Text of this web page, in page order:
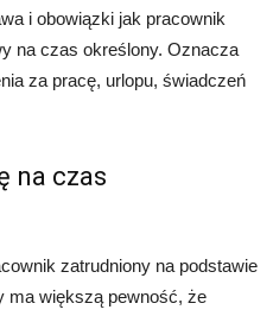
i obowiązki jak pracownik
na czas określony. Oznacza
za pracę, urlopu, świadczeń
na czas
zatrudniony na podstawie
ma większą pewność, że